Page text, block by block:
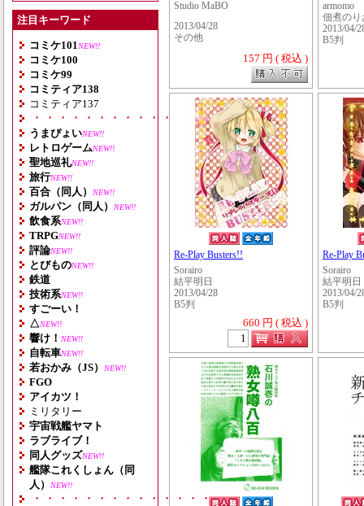
注目キーワード
コミケ101 NEW!!
コミケ100
コミケ99
コミティア138
コミティア137
・・・・・・・・・・・・・・・・・・・
うまぴょいNEW!!
レトロゲームNEW!!
聖地巡礼NEW!!
旅行NEW!!
百合（同人） NEW!!
ガルパン（同人） NEW!!
飲食系NEW!!
TRPGNEW!!
評論NEW!!
とびものNEW!!
鉄道
技術系NEW!!
すごーい！
△NEW!!
響け！ NEW!!
自転車NEW!!
若おかみ（JS） NEW!!
FGO
アイカツ！
ミリタリー
宇宙戦艦ヤマト
ラブライブ！
同人グッズNEW!!
艦隊これくしょん（同
人）
NEW!!
・・・・・・・・・・・・・・・・・・・
Studio MaBO
2013/04/28
その他
157 円 ( 税込 )
armomo
佃煮のり
2013/04/
B5判
Re-Play Busters!!
Sorairo
結平明日
2013/04/28
B5判
660 円 ( 税込 )
Re-Play
Sorairo
結平明日
2013/04/
B5判